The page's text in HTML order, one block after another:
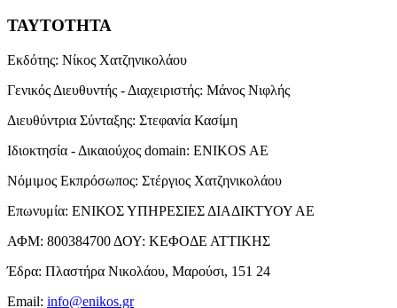
ΤΑΥΤΟΤΗΤΑ
Εκδότης: Νίκος Χατζηνικολάου
Γενικός Διευθυντής - Διαχειριστής: Μάνος Νιφλής
Διευθύντρια Σύνταξης: Στεφανία Κασίμη
Ιδιοκτησία - Δικαιούχος domain: ENIKOS AE
Νόμιμος Εκπρόσωπος: Στέργιος Χατζηνικολάου
Επωνυμία: ΕΝΙΚΟΣ ΥΠΗΡΕΣΙΕΣ ΔΙΑΔΙΚΤΥΟΥ ΑΕ
ΑΦΜ: 800384700 ΔΟΥ: ΚΕΦΟΔΕ ΑΤΤΙΚΗΣ
Έδρα: Πλαστήρα Νικολάου, Μαρούσι, 151 24
Email: info@enikos.gr